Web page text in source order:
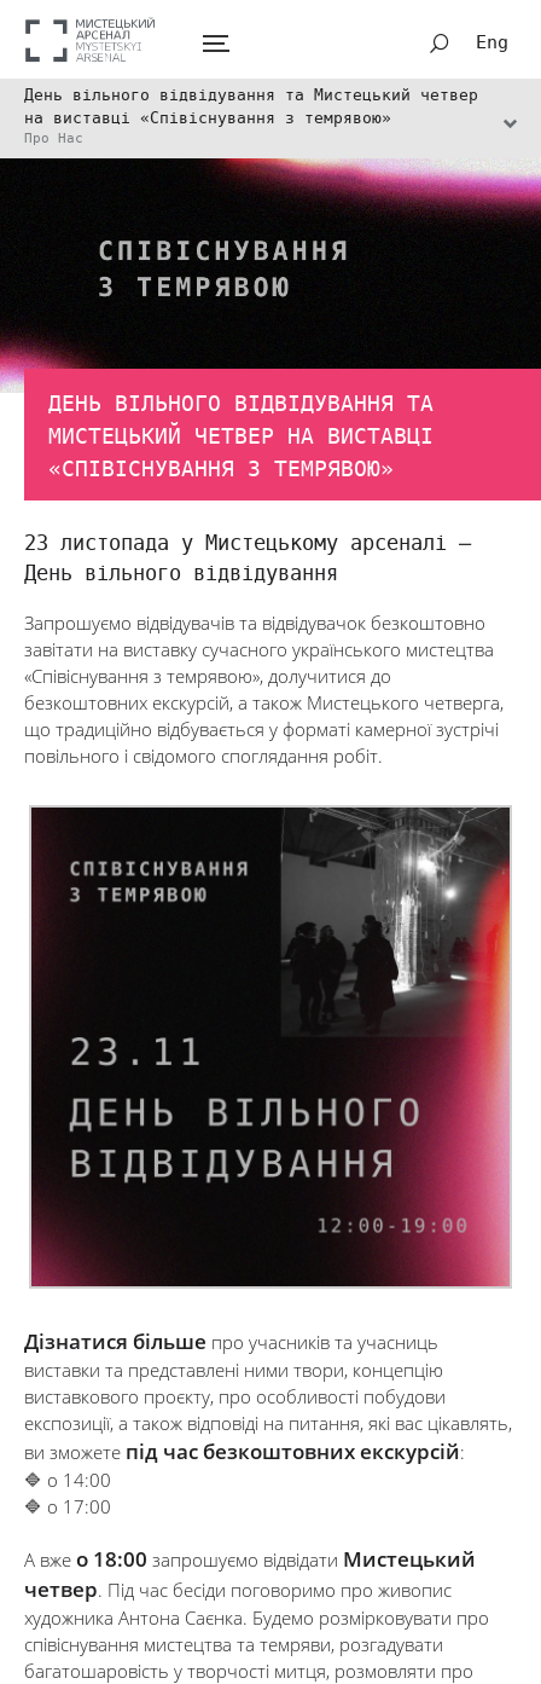
Eng
День вільного відвідування та Мистецький четвер
на виставці «Співіснування з темрявою»
Про Нас
ДЕНЬ ВІЛЬНОГО ВІДВІДУВАННЯ ТА
МИСТЕЦЬКИЙ ЧЕТВЕР НА ВИСТАВЦІ
«СПІВІСНУВАННЯ З ТЕМРЯВОЮ»
23 листопада у Мистецькому арсеналі —
День вільного відвідування
Запрошуємо відвідувачів та відвідувачок безкоштовно
завітати на виставку сучасного українського мистецтва
«Співіснування з темрявою», долучитися до
безкоштовних екскурсій, а також Мистецького четверга,
що традиційно відбувається у форматі камерної зустрічі
повільного і свідомого споглядання робіт.
Дізнатися більше про учасників та учасниць
виставки та представлені ними твори, концепцію
виставкового проєкту, про особливості побудови
експозиції, а також відповіді на питання, які вас цікавлять,
ви зможете під час безкоштовних екскурсій:
🔷 о 14:00
🔷 о 17:00
А вже о 18:00 запрошуємо відвідати Мистецький
четвер. Під час бесіди поговоримо про живопис
художника Антона Саєнка. Будемо розмірковувати про
співіснування мистецтва та темряви, розгадувати
багатошаровість у творчості митця, розмовляти про